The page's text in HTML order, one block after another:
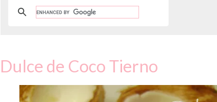
Dulce de Coco Tierno